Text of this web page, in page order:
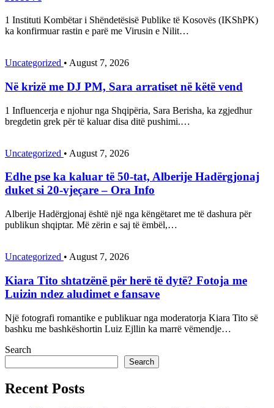
1 Instituti Kombëtar i Shëndetësisë Publike të Kosovës (IKShPK)
ka konfirmuar rastin e parë me Virusin e Nilit…
Uncategorized • August 7, 2026
Në krizë me DJ PM, Sara arratiset në këtë vend
1 Influencerja e njohur nga Shqipëria, Sara Berisha, ka zgjedhur
bregdetin grek për të kaluar disa ditë pushimi.…
Uncategorized • August 7, 2026
Edhe pse ka kaluar të 50-tat, Alberije Hadërgjonaj
duket si 20-vjeçare – Ora Info
Alberije Hadërgjonaj është një nga këngëtaret me të dashura për
publikun shqiptar. Më zërin e saj të ëmbël,…
Uncategorized • August 7, 2026
Kiara Tito shtatzënë për herë të dytë? Fotoja me
Luizin ndez aludimet e fansave
Një fotografi romantike e publikuar nga moderatorja Kiara Tito së
bashku me bashkëshortin Luiz Ejllin ka marrë vëmendje…
Search
Search
Recent Posts